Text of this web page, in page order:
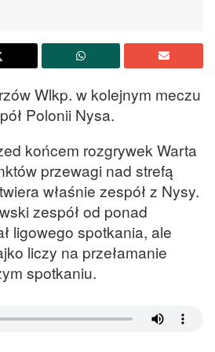
Wlkp. w kolejnym meczu
Polonii Nysa.
końcem rozgrywek Warta
przewagi nad strefą
właśnie zespół z Nysy.
zespół od ponad
ligowego spotkania, ale
liczy na przełamanie
spotkaniu.